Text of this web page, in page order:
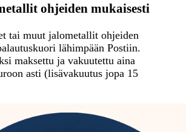
ohjeiden mukaisesti
tai muut jalometallit ohjeiden
lähimpään Postiin.
maksettu ja vakuutettu aina
asti (lisävakuutus jopa 15